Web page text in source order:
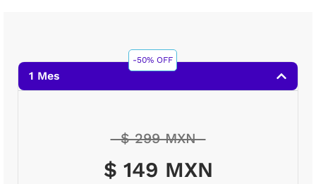
-50% OFF
1 Mes
$ 299 MXN
$ 149 MXN